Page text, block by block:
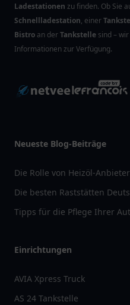
Ladestationen zu finden. Ob Sie
Schnellladestation, einer
Bistro an derTankstelle sind –
Informationen zur Verfügung.
Neueste Blog-Beiträge
Die Rolle von Heizöl-
Die besten Raststätten
Tipps für die Pflege Ihrer
Einrichtungen
AVIA Xpress Truck
AS 24 Tankstelle